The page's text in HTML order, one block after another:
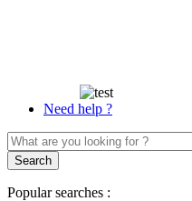
Need help ?
Popular searches :